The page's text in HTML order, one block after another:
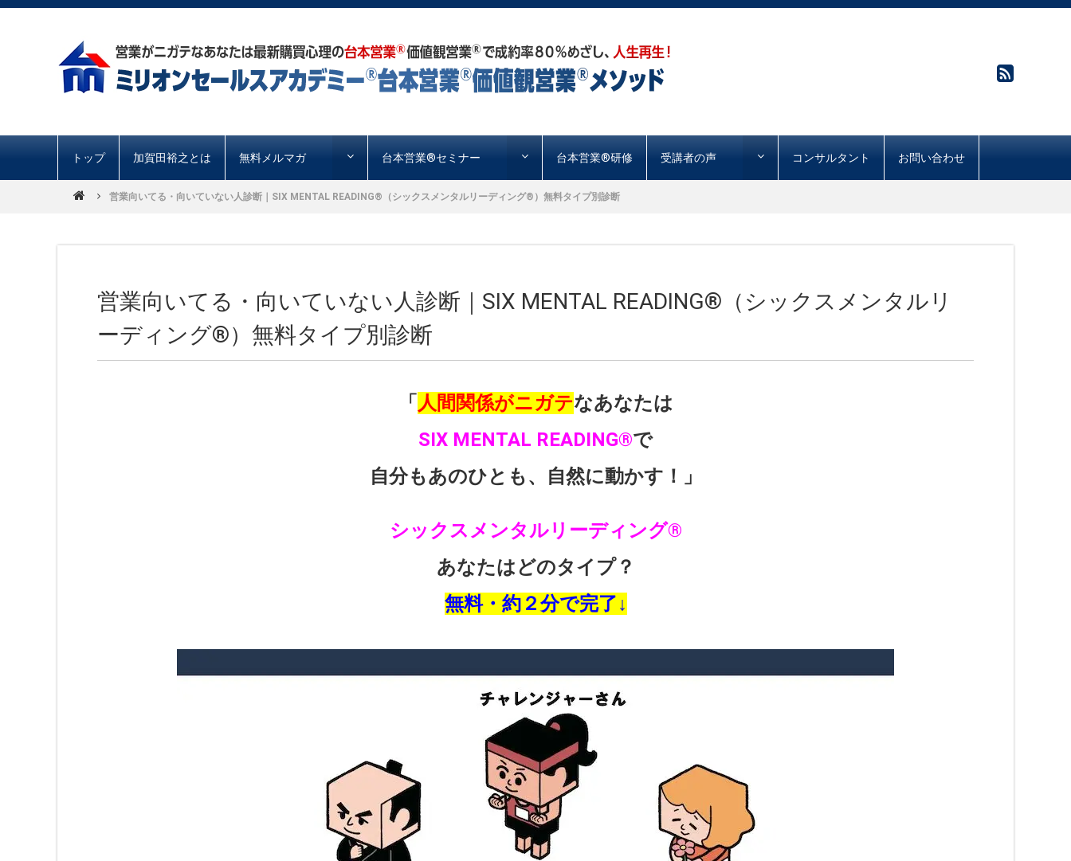
トップ 加賀田裕之とは 無料メルマガ 台本営業®︎セミナー 台本営業®︎研修 受講者の声 コンサルタント お問い合わせ
営業向いてる・向いていない人診断｜SIX MENTAL READING®︎（シックスメンタルリーディング®︎）無料タイプ別診断
営業向いてる・向いていない人診断｜SIX MENTAL READING®︎（シックスメンタルリ
ーディング®︎）無料タイプ別診断
「 人間関係がニガテなあなたは
SIX MENTAL READING®︎で
自分もあのひとも、自然に動かす！」
シックスメンタルリーディング®︎
あなたはどのタイプ？
無料・約２分で完了↓